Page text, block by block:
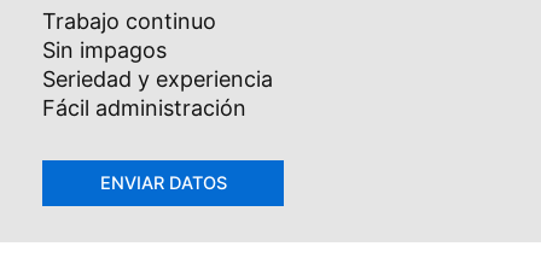
Trabajo continuo
Sin impagos
Seriedad y experiencia
Fácil administración